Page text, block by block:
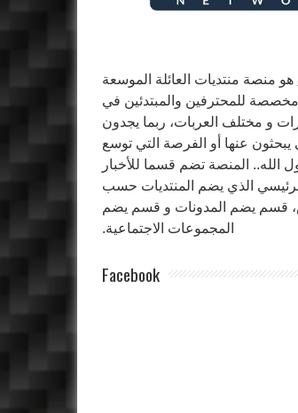
هو منصة منتديات العائلة الموسعة
مخصصة للمحترفين والمبتدئين في
و مختلف العربات، ربما يجدون
يبحثون عنها أو الفرصة التي توسع
الله.. المنصة تضم قسما للأخبار
الرئيسي الذي يضم المنتديات حسب
قسم يضم المدونات و قسم يضم
المجموعات الاجتماعية.
Facebook